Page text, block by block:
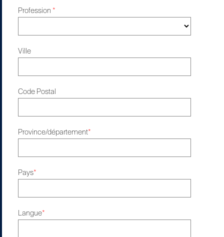
Profession *
Ville
Code Postal
Province/département*
Pays*
Langue*